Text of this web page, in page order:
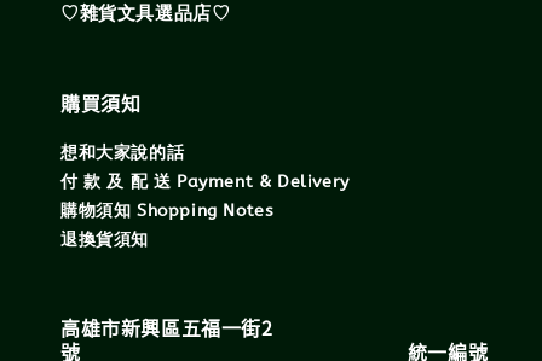
♡雜貨文具選品店♡
購買須知
想和大家說的話
付 款 及 配 送 Payment & Delivery
購物須知 Shopping Notes
退換貨須知
高雄市新興區五福一街2
號 統一編號